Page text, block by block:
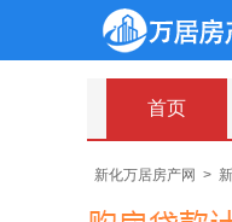
首页
新化万居房产网 >